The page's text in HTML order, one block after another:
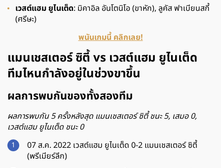
เวสต์แฮม ยูไนเต็ด: มิคาอิล อันโตนิโอ (ขาหัก), ลูคัส ฟาเบียนสกี้
(ศรีษะ)
พนันเกมนี้ คลิกเลย!
แมนเชสเตอร์ ซิตี้ vs เวสต์แฮม ยูไนเต็ด
ทีมไหนกำลังอยู่ในช่วงขาขึ้น
ผลการพบกันของทั้งสองทีม
ผลการพบกัน 5 ครั้งหลังสุด แมนเชสเตอร์ ซิตี้ ชนะ 5, เสมอ 0,
เวสต์แฮม ยูไนเต็ด ชนะ 0
07 ส.ค. 2022 เวสต์แฮม ยูไนเต็ด 0-2 แมนเชสเตอร์ ซิตี้
(พรีเมียร์ลีก)